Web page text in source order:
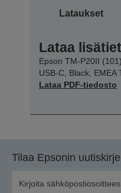
Lataukset
Lataa
Epson TM-P20II
USB-C, Black, EMEA
Lataa PDF-tiedosto
Tilaa Epsonin uutiskirje